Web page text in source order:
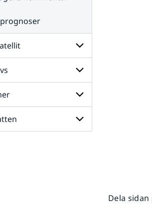
Undersidor
för
Radar
och
satellit
Undersidor
för
Väder
till
havs
Undersidor
för
Dela sidan